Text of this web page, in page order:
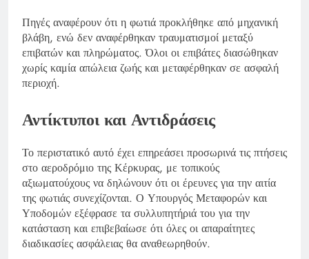
Πηγές αναφέρουν ότι η φωτιά προκλήθηκε από μηχανική
βλάβη, ενώ δεν αναφέρθηκαν τραυματισμοί μεταξύ
επιβατών και πληρώματος. Όλοι οι επιβάτες διασώθηκαν
χωρίς καμία απώλεια ζωής και μεταφέρθηκαν σε ασφαλή
περιοχή.
Αντίκτυποι και Αντιδράσεις
Το περιστατικό αυτό έχει επηρεάσει προσωρινά τις πτήσεις
στο αεροδρόμιο της Κέρκυρας, με τοπικούς
αξιωματούχους να δηλώνουν ότι οι έρευνες για την αιτία
της φωτιάς συνεχίζονται. Ο Υπουργός Μεταφορών και
Υποδομών εξέφρασε τα συλλυπητήριά του για την
κατάσταση και επιβεβαίωσε ότι όλες οι απαραίτητες
διαδικασίες ασφάλειας θα αναθεωρηθούν.